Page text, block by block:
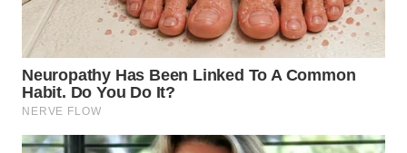
WN
KARAWANG
WN
BEKASI
WN